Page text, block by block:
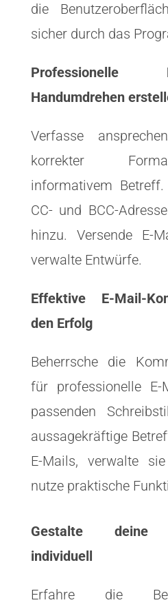
die
sicher durch das
Handumdrehen
Verfasse
korrekter
informativem Betreff.
CC- und BCC-
hinzu. Versende E-
verwalte Entwürfe.
Effektive E-Mail-
den Erfolg
Beherrsche die
für professionelle E-
passenden
aussagekräftige
E-Mails, verwalte
nutze praktische
Gestalte deine
individuell
Erfahre die